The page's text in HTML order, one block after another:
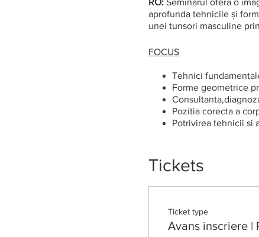
aprofunda tehnicile și
unei tunsori masculine
FOCUS
Tehnici
Forme geometrice
Pozitia corecta a
Potrivirea tehnicii si
Folosirea corecta a
Tehnici de uscare a
LECTOR: Adrian Pop,
Tickets
Ticket type
Avans inscriere |